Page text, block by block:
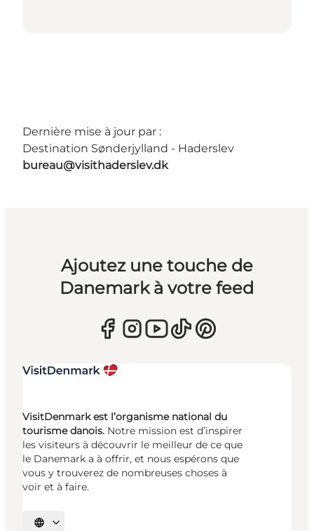
Dernière mise à jour par :
Destination Sønderjylland - Haderslev
bureau@visithaderslev.dk
Ajoutez une touche de
Danemark à votre feed
VisitDenmark est l’organisme national du
tourisme danois. Notre mission est d’inspirer
les visiteurs à découvrir le meilleur de ce que
le Danemark a à offrir, et nous espérons que
vous y trouverez de nombreuses choses à
voir et à faire.
Choisissez la langue